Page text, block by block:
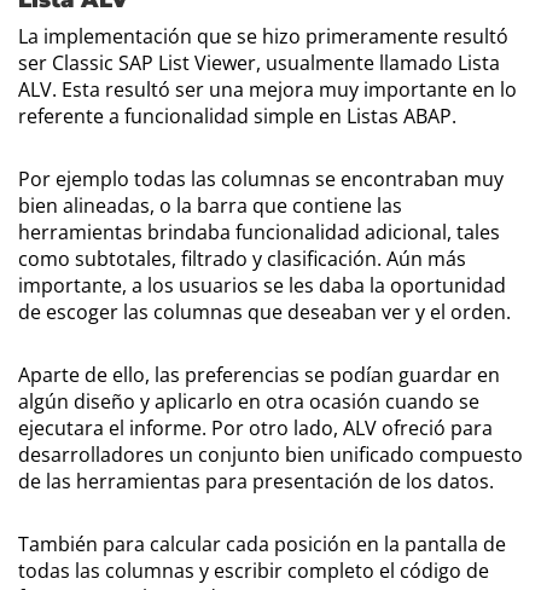
La implementación que se hizo primeramente resultó
ser Classic SAP List Viewer, usualmente llamado Lista
ALV. Esta resultó ser una mejora muy importante en lo
referente a funcionalidad simple en Listas ABAP.
Por ejemplo todas las columnas se encontraban muy
bien alineadas, o la barra que contiene las
herramientas brindaba funcionalidad adicional, tales
como subtotales, filtrado y clasificación. Aún más
importante, a los usuarios se les daba la oportunidad
de escoger las columnas que deseaban ver y el orden.
Aparte de ello, las preferencias se podían guardar en
algún diseño y aplicarlo en otra ocasión cuando se
ejecutara el informe. Por otro lado, ALV ofreció para
desarrolladores un conjunto bien unificado compuesto
de las herramientas para presentación de los datos.
También para calcular cada posición en la pantalla de
todas las columnas y escribir completo el código de